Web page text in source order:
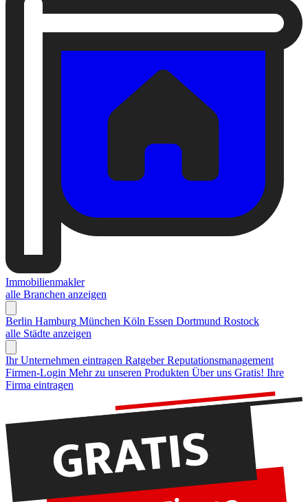
Immobilienmakler
alle Branchen anzeigen
Berlin Hamburg München Köln Essen Dortmund Rostock
alle Städte anzeigen
Ihr Unternehmen eintragen Ratgeber Reputationsmanagement
Firmen-Login Mehr zu unseren Produkten Über uns Gratis! Ihre
Firma eintragen